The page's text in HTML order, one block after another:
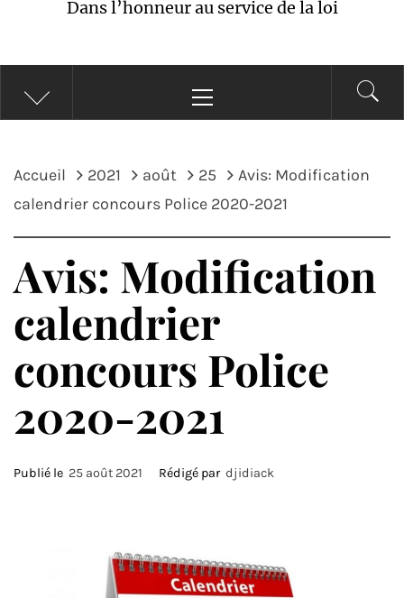
Dans l’honneur au service de la loi
principal
Accueil 2021 août 25
Avis: Modification
calendrier concours Police 2020-2021
Avis: Modification
calendrier
concours Police
2020-2021
Publié le 25 août 2021 Rédigé par djidiack